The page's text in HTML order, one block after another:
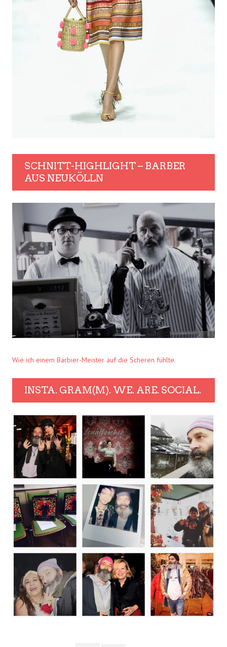
SCHNITT-HIGHLIGHT – BARBER
AUS NEUKÖLLN
Wie ich einem Barbier-Meister auf die Scheren fühlte.
INSTA. GRAM(M). WE. ARE. SOCIAL.